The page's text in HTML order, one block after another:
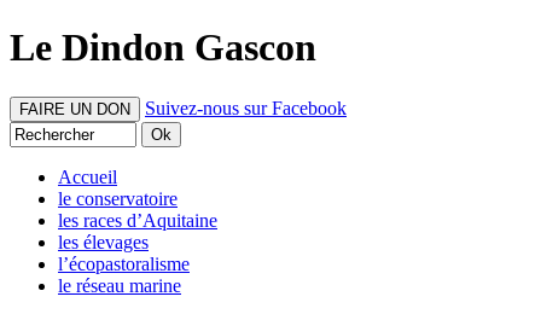
Le Dindon Gascon
FAIRE UN DON Suivez-nous sur Facebook
Accueil
le conservatoire
les races d’Aquitaine
les élevages
l’écopastoralisme
le réseau marine